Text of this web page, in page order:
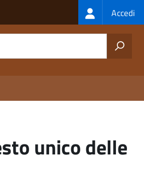
Login
menu
Accedi
unico delle